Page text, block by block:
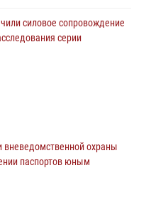
силовое сопровождение
серии
и СОБР Росгвардии
к мошенничеству
вневедомственной охраны
паспортов юным